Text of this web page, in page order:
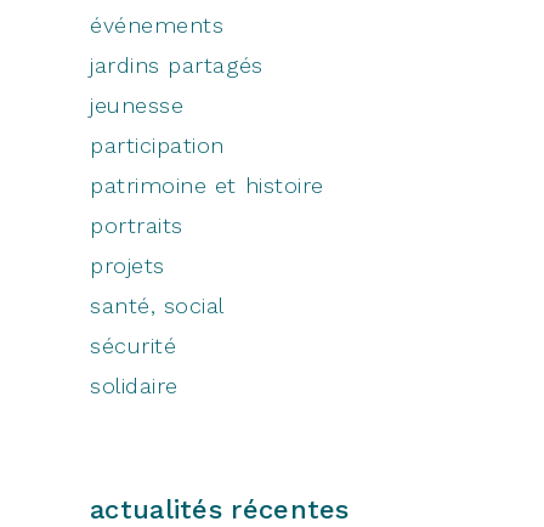
événements
jardins partagés
jeunesse
participation
patrimoine et histoire
portraits
projets
santé, social
sécurité
solidaire
actualités récentes